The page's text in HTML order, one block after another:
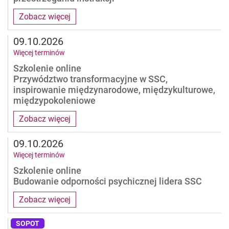
Zobacz więcej
Zobacz więcej
Szkolenie online
Przywództwo transformacyjne w SSC,
inspirowanie międzynarodowe, międzykulturowe,
międzypokoleniowe
09.10.2026
Więcej terminów
Zobacz więcej
Szkolenie online
Budowanie odporności psychicznej lidera SSC
09.10.2026
Więcej terminów
SOPOT